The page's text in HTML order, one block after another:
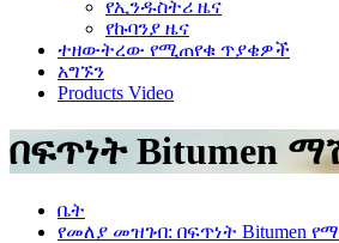
የኢንዱስትሪ ዜና
የኩባንያ ዜና
ተዘውትረው የሚጠየቁ ጥያቄዎች
አግኙን
Products Video
በፍጥነት Bitumen
ቤት
የመለያ መዝገብ: በፍጥነት Bitumen